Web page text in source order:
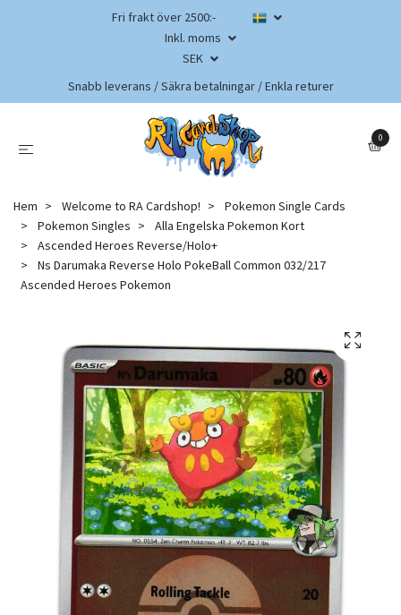
Fri frakt över 2500:-
Inkl. moms
SEK
Snabb leverans / Säkra betalningar / Enkla returer
0
Hem Welcome to RA Cardshop!
Pokemon Single Cards
Pokemon Singles
Alla Engelska Pokemon Kort
Ascended Heroes Reverse/Holo+
Ns Darumaka Reverse Holo PokeBall Common 032/217
Ascended Heroes Pokemon